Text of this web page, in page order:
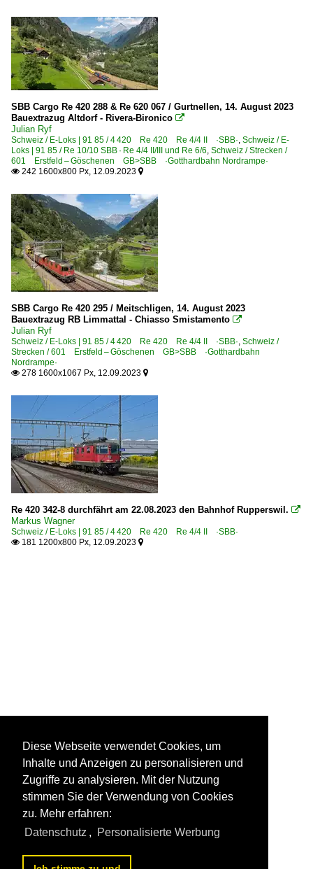
SBB Cargo Re 420 288 & Re 620 067 / Gurtnellen, 14. August 2023
Bauextrazug Altdorf - Rivera-Bironico 
Julian Ryf
Schweiz / E-Loks | 91 85 / 4 420 Re 420 Re 4/4 II ·SBB·, Schweiz / E-
Loks | 91 85 / Re 10/10 SBB · Re 4/4 II/III und Re 6/6, Schweiz / Strecken /
601 Erstfeld – Göschenen GB>SBB ·Gotthardbahn Nordrampe·
 242 1600x800 Px, 12.09.2023 
SBB Cargo Re 420 295 / Meitschligen, 14. August 2023
Bauextrazug RB Limmattal - Chiasso Smistamento 
Julian Ryf
Schweiz / E-Loks | 91 85 / 4 420 Re 420 Re 4/4 II ·SBB·, Schweiz /
Strecken / 601 Erstfeld – Göschenen GB>SBB ·Gotthardbahn
Nordrampe·
 278 1600x1067 Px, 12.09.2023 
Re 420 342-8 durchfährt am 22.08.2023 den Bahnhof Rupperswil. 
Markus Wagner
Schweiz / E-Loks | 91 85 / 4 420 Re 420 Re 4/4 II ·SBB·
 181 1200x800 Px, 12.09.2023 
Diese Webseite verwendet Cookies, um
Inhalte und Anzeigen zu personalisieren und
Zugriffe zu analysieren. Mit der Nutzung
stimmen Sie der Verwendung von Cookies
zu. Mehr erfahren:
Datenschutz , Personalisierte Werbung